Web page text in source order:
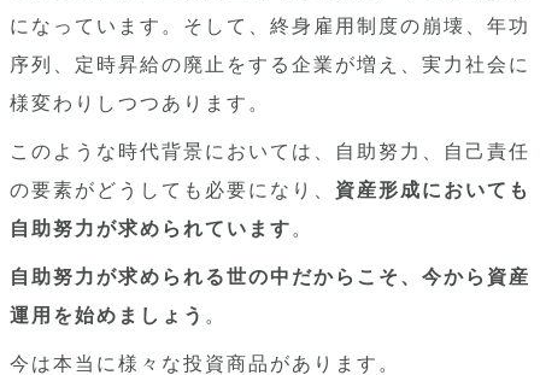
になっています。そして、終身雇用制度の崩壊、年功
序列、定時昇給の廃止をする企業が増え、実力社会に
様変わりしつつあります。
このような時代背景においては、自助努力、自己責任
の要素がどうしても必要になり、 資産形成においても
自助努力が求められています 。
自助努力が求められる世の中だからこそ、今から資産
運用を始めましょう 。
今は本当に様々な投資商品があります。